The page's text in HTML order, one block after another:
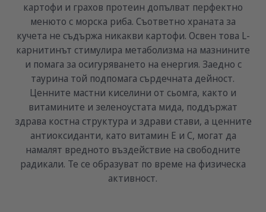
картофи и грахов протеин допълват перфектно
менюто с морска риба. Съответно храната за
кучета не съдържа никакви картофи. Освен това L-
карнитинът стимулира метаболизма на мазнините
и помага за осигуряването на енергия. Заедно с
таурина той подпомага сърдечната дейност.
Ценните мастни киселини от сьомга, както и
витамините и зеленоустата мида, поддържат
здрава костна структура и здрави стави, а ценните
антиоксиданти, като витамин Е и С, могат да
намалят вредното въздействие на свободните
радикали. Те се образуват по време на физическа
активност.